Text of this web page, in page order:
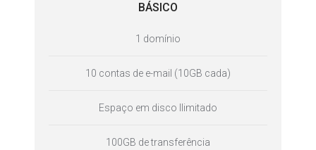
BÁSICO
1 domínio
10 contas de e-mail (10GB cada)
Espaço em disco Ilimitado
100GB de transferência